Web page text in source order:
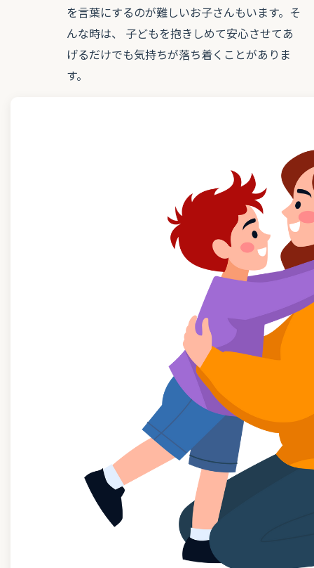
を言葉にするのが難しいお子さんもいます。そ
んな時は、 子どもを抱きしめて安心させてあ
げるだけでも気持ちが落ち着くことがありま
す。